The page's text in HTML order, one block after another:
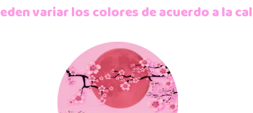
variar los colores de acuerdo a la